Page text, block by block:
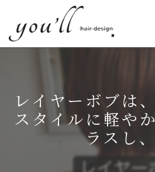
レイヤーボブは
スタイルに軽や
ラスし